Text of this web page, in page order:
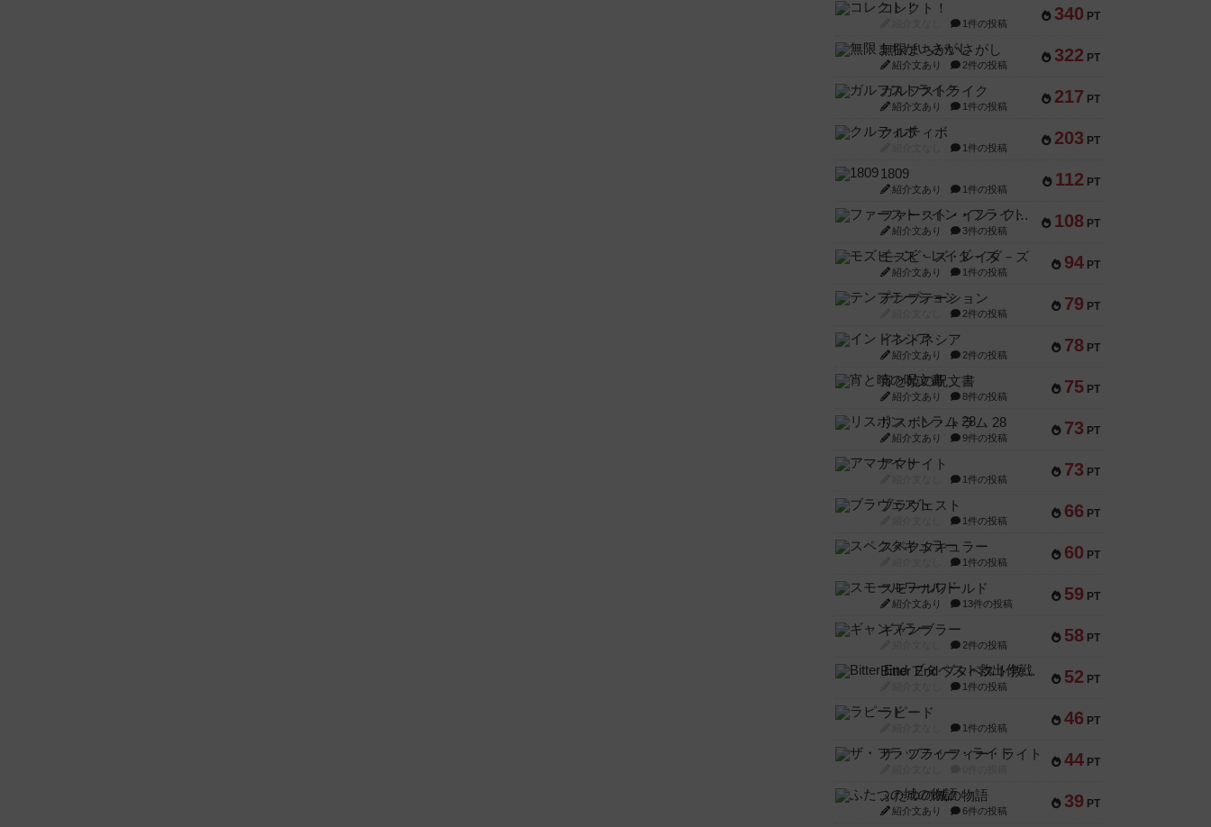
340 PT
コレクト！
1件の投稿
322 PT
無限まちがいさがし
紹介文あり 2件の投稿
217 PT
ガルフストライク
紹介文あり 1件の投稿
203 PT
クルティボ
1件の投稿
112 PT
1809
紹介文あり 1件の投稿
108 PT
ファースト・イン・フライト
紹介文あり 3件の投稿
94 PT
モズビ－ズ・レイダ－ズ
紹介文あり 1件の投稿
79 PT
テンプテーション
2件の投稿
78 PT
インドネシア
紹介文あり 2件の投稿
75 PT
宵と暁の呪文書
紹介文あり 8件の投稿
73 PT
リスボン・トラム 28
紹介文あり 9件の投稿
73 PT
アマナイト
1件の投稿
66 PT
ブラヴェスト
1件の投稿
60 PT
スペクタキュラー
1件の投稿
59 PT
スモールワールド
紹介文あり 13件の投稿
58 PT
ギャンブラー
2件の投稿
52 PT
Bitter End ブタペスト救出作戦
1件の投稿
46 PT
ラピード
1件の投稿
44 PT
ザ・フラッフィー・ライト
39 PT
ふたつの城の物語
紹介文あり 6件の投稿